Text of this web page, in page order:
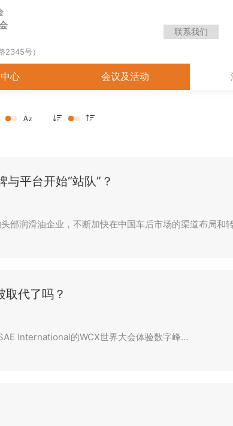
2345号）
联系我们
心 会议及活动
平台开始“站队”？
部润滑油企业，不断加快在中国车后市场的渠道布局和
取代了吗？
International的WCX世界大会体验数字峰…
商中心